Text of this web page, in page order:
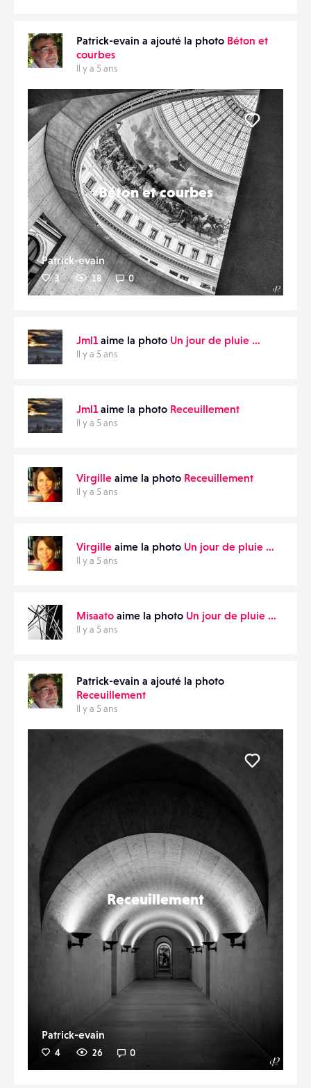
Patrick-evain a ajouté la photo Béton et
courbes
Il y a 5 ans
Béton et courbes
Patrick-evain
3 18 0
Liker
Jml1aime la photo Un jour de pluie …
Il y a 5 ans
Jml1aime la photo Receuillement
Il y a 5 ans
Virgille aime la photo Receuillement
Il y a 5 ans
Virgille aime la photo Un jour de pluie …
Il y a 5 ans
Misaato aime la photo Un jour de pluie …
Il y a 5 ans
Patrick-evain a ajouté la photo
Receuillement
Il y a 5 ans
Receuillement
Patrick-evain
4 26 0